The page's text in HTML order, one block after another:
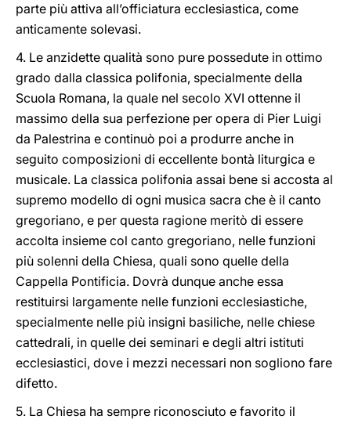
parte più attiva all’officiatura ecclesiastica, come
anticamente solevasi.
4. Le anzidette qualità sono pure possedute in ottimo
grado dalla classica polifonia, specialmente della
Scuola Romana, la quale nel secolo XVI ottenne il
massimo della sua perfezione per opera di Pier Luigi
da Palestrina e continuò poi a produrre anche in
seguito composizioni di eccellente bontà liturgica e
musicale. La classica polifonia assai bene si accosta al
supremo modello di ogni musica sacra che è il canto
gregoriano, e per questa ragione meritò di essere
accolta insieme col canto gregoriano, nelle funzioni
più solenni della Chiesa, quali sono quelle della
Cappella Pontificia. Dovrà dunque anche essa
restituirsi largamente nelle funzioni ecclesiastiche,
specialmente nelle più insigni basiliche, nelle chiese
cattedrali, in quelle dei seminari e degli altri istituti
ecclesiastici, dove i mezzi necessari non sogliono fare
difetto.
5. La Chiesa ha sempre riconosciuto e favorito il